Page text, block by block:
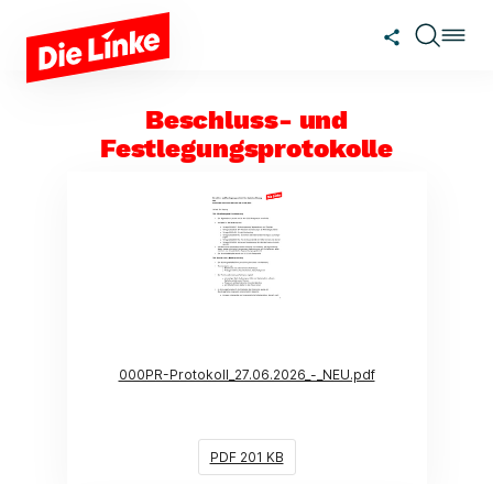
Zum Hauptinhalt springen
Beschluss- und
Festlegungsprotokolle
000PR-Protokoll_27.06.2026_-_NEU.pdf
(Link öffnet ein neues Fenster)
PDF 201 KB